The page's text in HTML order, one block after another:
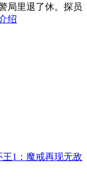
局里退了休。探员
绍
王1：魔戒再现无敌